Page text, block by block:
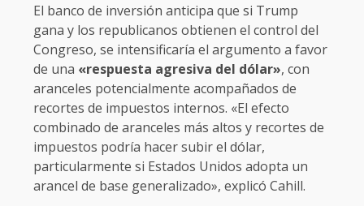
El banco de inversión anticipa que si Trump
gana y los republicanos obtienen el control del
Congreso, se intensificaría el argumento a favor
de una «respuesta agresiva del dólar», con
aranceles potencialmente acompañados de
recortes de impuestos internos. «El efecto
combinado de aranceles más altos y recortes de
impuestos podría hacer subir el dólar,
particularmente si Estados Unidos adopta un
arancel de base generalizado», explicó Cahill.